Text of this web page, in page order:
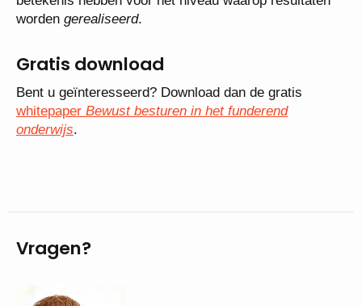
worden gerealiseerd.
Gratis download
Bent u geïnteresseerd? Download dan de gratis
whitepaper Bewust besturen in het funderend
onderwijs.
Vragen?